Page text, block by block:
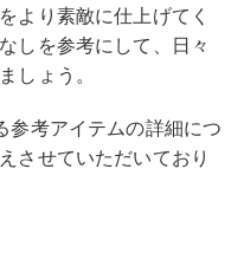
より素敵に仕上げてく
しを参考にして、日々
しょう。
参考アイテムの詳細につ
させていただいており